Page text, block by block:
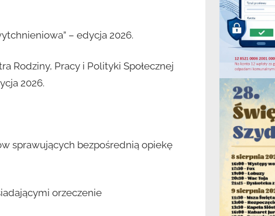
– edycja 2026.
Rodziny, Pracy i Polityki Społecznej
2026.
sprawujących bezpośrednią opiekę
orzeczenie